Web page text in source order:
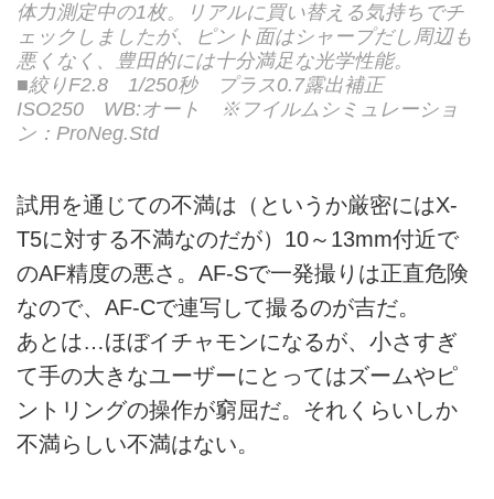
体力測定中の1枚。リアルに買い替える気持ちでチ
ェックしましたが、ピント面はシャープだし周辺も
悪くなく、豊田的には十分満足な光学性能。
■絞りF2.8 1/250秒 プラス0.7露出補正
ISO250 WB:オート ※フイルムシミュレーショ
ン：ProNeg.Std
試用を通じての不満は（というか厳密にはX-
T5に対する不満なのだが）10～13mm付近で
のAF精度の悪さ。AF-Sで一発撮りは正直危険
なので、AF-Cで連写して撮るのが吉だ。
あとは…ほぼイチャモンになるが、小さすぎ
て手の大きなユーザーにとってはズームやピ
ントリングの操作が窮屈だ。それくらいしか
不満らしい不満はない。